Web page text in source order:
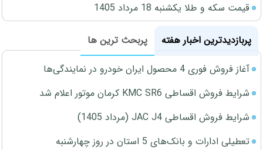
قیمت سکه و طلا یکشنبه 18 مرداد 1405
پربازدیدترین اخبار هفته
پربحث ترین ها
آغاز فروش فوری 4 محصول ایران خودرو در نمایندگی‌ها
شرایط فروش اقساطی KMC SR6 کرمان موتور اعلام شد
شرایط فروش اقساطی JAC J4 (مرداد 1405)
تعطیلی ادارات و بانک‌های 5 استان در روز چهارشنبه